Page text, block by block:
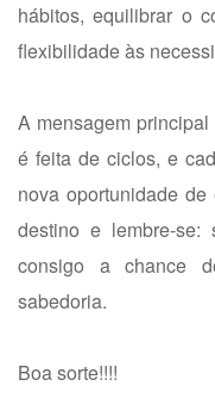
hábitos, equilibrar o
flexibilidade às
A mensagem
é feita de ciclos, e
nova oportunidade
destino e lembre-
consigo a chance
sabedoria.
Boa sorte!!!!